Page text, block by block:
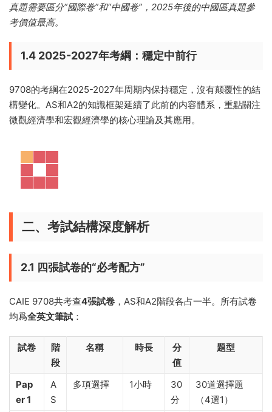
真題需要區分“國際卷”和“中國卷”，2025年後的中國區真題參
考價值最高。
1.4 2025-2027年考綱：穩定中前行
9708的考綱在2025-2027年周期内保持穩定，沒有颠覆性的結
構變化。AS和A2的知識框架延續了此前的内容體系，重點關注
微觀經濟學和宏觀經濟學的核心理論及其應用。
二、考試結構深度解析
2.1 四張試卷的“必考配方”
CAIE 9708共考查4張試卷 ，AS和A2階段各占一半。所有試卷
均爲全英文筆試 ：
試卷
階
段
名稱 時長
分
值
題型
Pap
er 1
A
S
多項選擇 1小時
30
分
30道選擇題
（4選1）